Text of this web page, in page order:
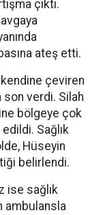
çıktı.
ateş etti.
kendine çeviren
son verdi. Silah
bölgeye çok
Sağlık
Hüseyin
belirlendi.
ise sağlık
ambulansla